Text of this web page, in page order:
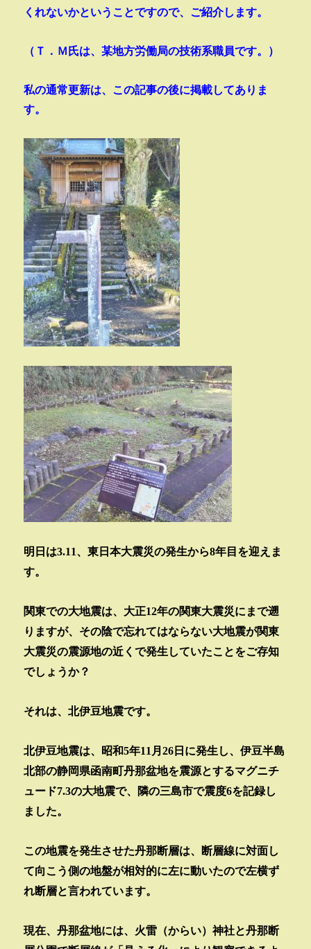
くれないかということですので、ご紹介します。
（Ｔ．Ｍ氏は、某地方労働局の技術系職員です。）
私の通常更新は、この記事の後に掲載してありま
す。
明日は3.11、東日本大震災の発生から8年目を迎えま
す。
関東での大地震は、大正12年の関東大震災にまで遡
りますが、その陰で忘れてはならない大地震が関東
大震災の震源地の近くで発生していたことをご存知
でしょうか？
それは、北伊豆地震です。
北伊豆地震は、昭和5年11 月26 日に発生し、伊豆半島
北部の静岡県函南町丹那盆地を震源とするマグニチ
ュード7.3の大地震で、隣の三島市で震度6を記録し
ました。
この地震を発生させた丹那断層は、断層線に対面し
て向こう側の地盤が相対的に左に動いたので左横ず
れ断層と言われています。
現在、丹那盆地には、火雷（からい）神社と丹那断